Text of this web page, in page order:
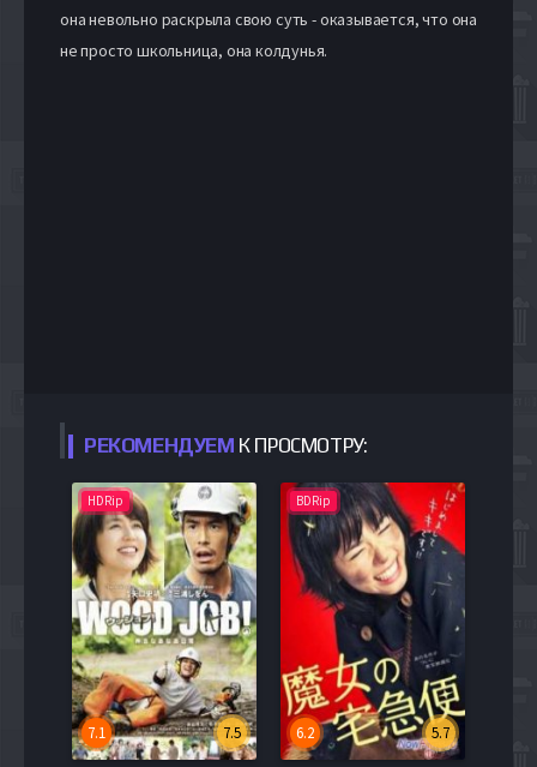
она невольно раскрыла свою суть - оказывается, что она
не просто школьница, она колдунья.
РЕКОМЕНДУЕМ К ПРОСМОТРУ:
HDRip
7.5
7.1
BDRip
5.7
6.2